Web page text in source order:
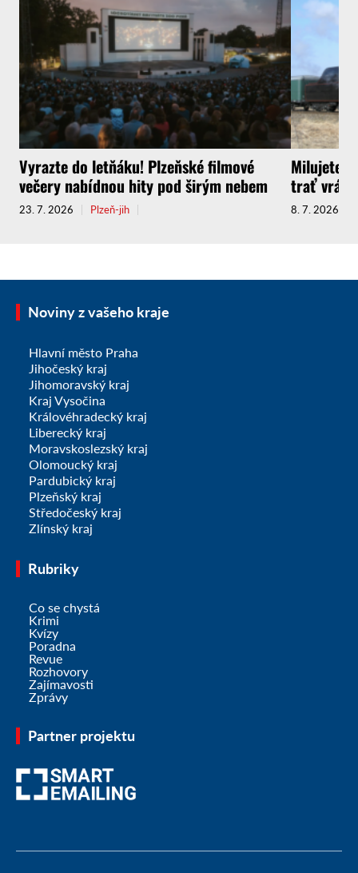
Vyrazte do letňáku! Plzeňské filmové
večery nabídnou hity pod širým nebem
23. 7. 2026 Plzeň-jih
Milujete
trať vrátí
8. 7. 2026
Noviny z vašeho kraje
Hlavní město Praha
Jihočeský kraj
Jihomoravský kraj
Kraj Vysočina
Královéhradecký kraj
Liberecký kraj
Moravskoslezský kraj
Olomoucký kraj
Pardubický kraj
Plzeňský kraj
Středočeský kraj
Zlínský kraj
Rubriky
Co se chystá
Krimi
Kvízy
Poradna
Revue
Rozhovory
Zajímavosti
Zprávy
Partner projektu